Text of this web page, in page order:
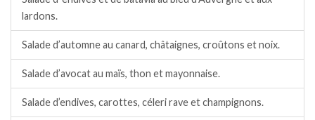
lardons.
Salade d’automne au canard, châtaignes, croûtons et noix.
Salade d’avocat au maïs, thon et mayonnaise.
Salade d’endives, carottes, céleri rave et champignons.